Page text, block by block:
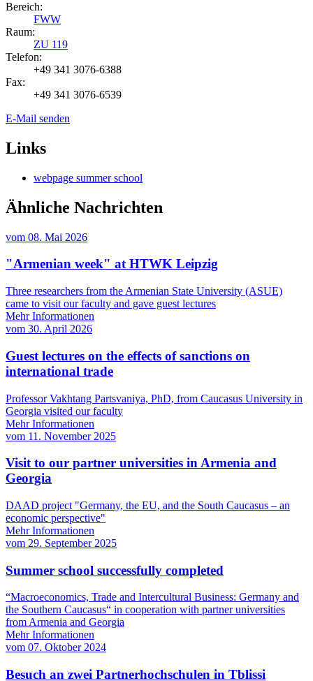
Bereich:
FWW
Raum:
ZU 119
Telefon:
+49 341 3076-6388
Fax:
+49 341 3076-6539
E-Mail senden
Links
webpage summer school
Ähnliche Nachrichten
vom 08. Mai 2026
"Armenian week" at HTWK Leipzig
Three researchers from the Armenian State University (ASUE)
came to visit our faculty and gave guest lectures
Mehr Informationen
vom 30. April 2026
Guest lectures on the effects of sanctions on
international trade
Professor Vakhtang Partsvaniya, PhD, from Caucasus University in
Georgia visited our faculty
Mehr Informationen
vom 11. November 2025
Visit to our partner universities in Armenia and
Georgia
DAAD project "Germany, the EU, and the South Caucasus – an
economic perspective"
Mehr Informationen
vom 29. September 2025
Summer school successfully completed
“Macroeconomics, Trade and Intercultural Business: Germany and
the Southern Caucasus“ in cooperation with partner universities
from Armenia and Georgia
Mehr Informationen
vom 07. Oktober 2024
Besuch an zwei Partnerhochschulen in Tblissi